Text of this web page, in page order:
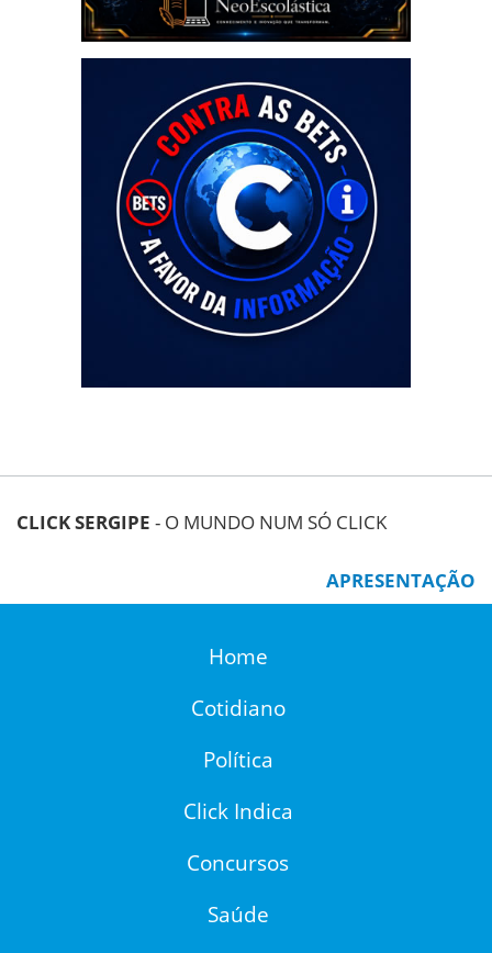
CLICK SERGIPE - O MUNDO NUM SÓ CLICK
APRESENTAÇÃO
Home
Cotidiano
Política
Click Indica
Concursos
Saúde